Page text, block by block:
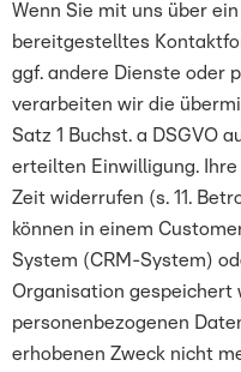
Wenn Sie mit uns über
bereitgestelltes
ggf. andere Dienste oder
verarbeiten wir die
Satz 1 Buchst. a DSGVO
erteilten Einwilligung.
Zeit widerrufen (s. 11.
können in einem
System (CRM-System)
Organisation gespeichert
personenbezogenen
erhobenen Zweck nicht